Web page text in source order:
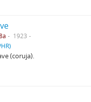
1923
(coruja).